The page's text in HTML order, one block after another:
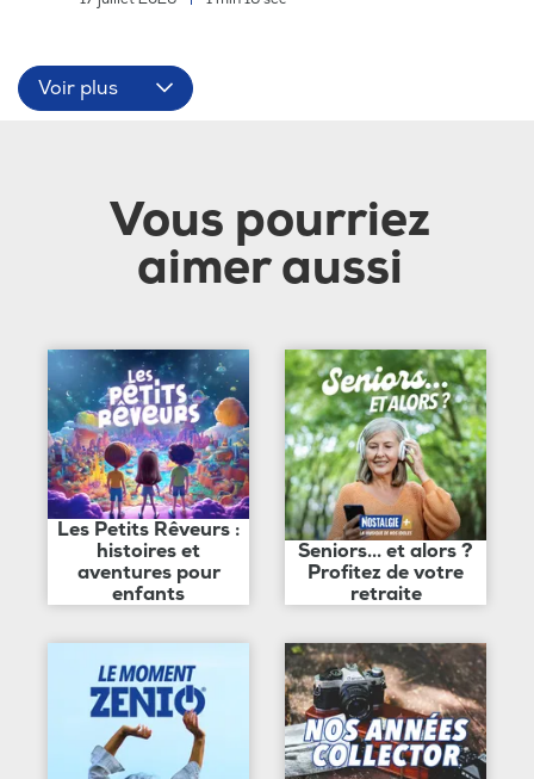
Voir plus
Vous pourriez
aimer aussi
Les Petits Rêveurs :
histoires et
aventures pour
enfants
Seniors... et alors ?
Profitez de votre
retraite